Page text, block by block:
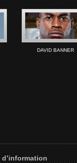
DAVID BANNER
d’information